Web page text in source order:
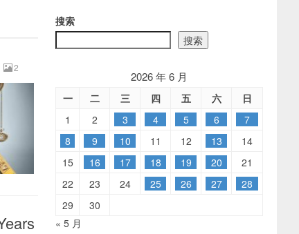
2
搜索
搜索
2026 年 6 月
一 二 三 四 五 六
日
1
2 3 4 5 6
7
8
9 10 11 12 13
14
15
16 17 18 19 20
21
22
23 24 25 26 27
28
29
30
« 5 月